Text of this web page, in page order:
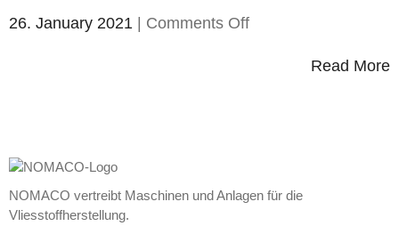
#L186
26. January 2021 Comments Offon
#L178
Read More
NOMACO vertreibt Maschinen und Anlagen für die
Vliesstoffherstellung.